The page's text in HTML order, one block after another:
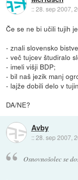
::28. sep 2007,
Če se ne bi učili tujih
- znali slovensko
- več tujcev študiralo
- imeli višji BDP;
- bil naš jezik manj
- lajže dobili delo v
DA/NE?
Avby
::28. sep 2007,
Osnovnošolec se